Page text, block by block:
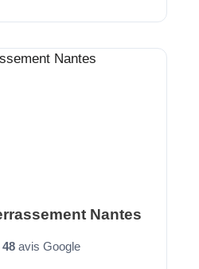
Nantes
48 avis Google